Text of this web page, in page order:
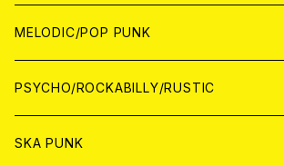
アナログ
CD
WORLD
アナログ
CD
MELODIC/POP PUNK
JAPAN
CD
WORLD
PSYCHO/ROCKABILLY/RUSTIC
JAPAN
SKA PUNK